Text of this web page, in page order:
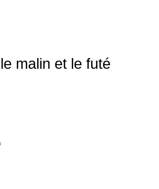
malin et le futé